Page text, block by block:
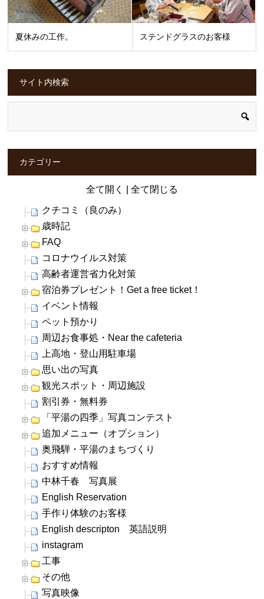
夏休みの工作。 ステンドグラスのお客様
サイト内検索
カテゴリー
全て開く 全て閉じる
クチコミ（良のみ）
歳時記
FAQ
コロナウイルス対策
高齢者運営省力化対策
宿泊券プレゼント！Get a free ticket！
イベント情報
ペット預かり
周辺お食事処・Near the cafeteria
上高地・登山用駐車場
思い出の写真
観光スポット・周辺施設
割引券・無料券
「平湯の四季」写真コンテスト
追加メニュー（オプション）
奥飛騨・平湯のまちづくり
おすすめ情報
中林千春 写真展
English Reservation
手作り体験のお客様
English descripton 英語説明
instagram
工事
その他
写真映像